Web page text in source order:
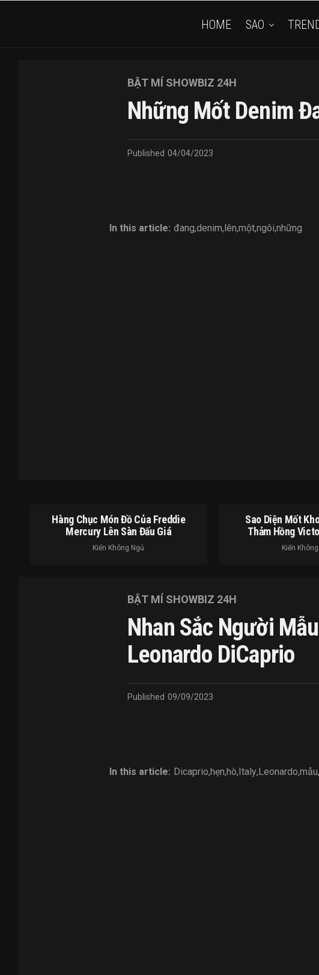
HOME SAO
BẬT MÍ SHOWBIZ 24H
Những Mốt Denim
Published 04/04/2023
In this article: đang,denim,lên,một,ngôi,những
Hàng Chục Món Đồ Của Freddie
Mercury Lên Sàn Đấu Giá
Kiến Không Ngủ
Sao Diện Mốt
Thảm Hồng
Kiến
BẬT MÍ SHOWBIZ 24H
Nhan Sắc Người
Leonardo DiCaprio
Published 09/09/2023
In this article: Dicaprio,hẹn,hò,Italy,Leonardo,mẫu,